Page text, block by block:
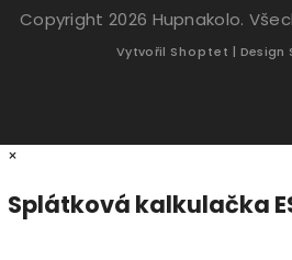
Copyright 2026 Hupnakolo.
Vytvořil Shoptet | Design
×
Splátková kalkulačka